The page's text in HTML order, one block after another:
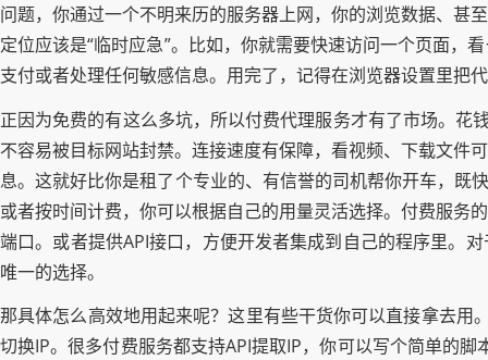
问题，你通过一个不明来历的服务器上网，你的浏览数据、甚
定位应该是“临时应急”。比如，你就需要快速访问一个页面
支付或者处理任何敏感信息。用完了，记得在浏览器设置里把
正因为免费的有这么多坑，所以付费代理服务才有了市场。花
不容易被目标网站封禁。连接速度有保障，看视频、下载文件
息。这就好比你是租了个专业的、有信誉的司机帮你开车，既
或者按时间计费，你可以根据自己的用量灵活选择。付费服务
端口。或者提供API接口，方便开发者集成到自己的程序里。
唯一的选择。
那具体怎么高效地用起来呢？这里有些干货你可以直接拿去用
切换IP。很多付费服务都支持API提取IP，你可以写个简单的